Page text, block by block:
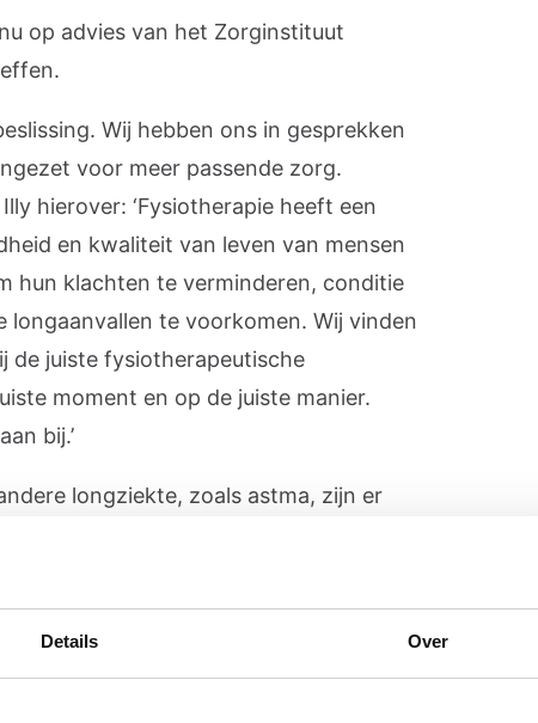
Details Over
op advies van het Zorginstituut
Wij hebben ons in gesprekken
voor meer passende zorg.
hierover: ‘Fysiotherapie heeft een
en kwaliteit van leven van mensen
hun klachten te verminderen, conditie
longaanvallen te voorkomen. Wij vinden
de juiste fysiotherapeutische
moment en op de juiste manier.
bij.’
longziekte, zoals astma, zijn er